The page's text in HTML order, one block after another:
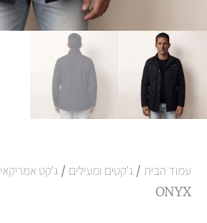
עמוד הבית / ג'קטים ומעילים / ג'קט אמריקאי
ONYX